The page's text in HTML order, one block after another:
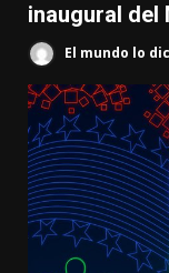
inaugural del
El mundo lo